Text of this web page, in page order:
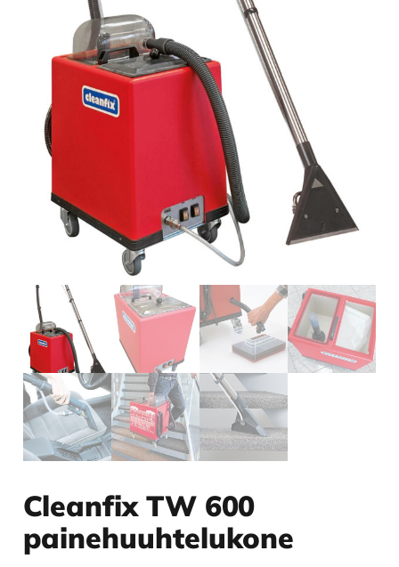
Cleanfix TW 600
painehuuhtelukone